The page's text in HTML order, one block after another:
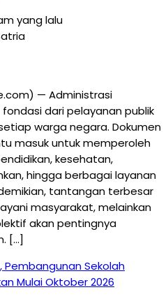
yang lalu
— Administrasi
dari pelayanan publik
warga negara. Dokumen
masuk untuk memperoleh
kesehatan,
hingga berbagai layanan
tantangan terbesar
masyarakat, melainkan
akan pentingnya
[…]